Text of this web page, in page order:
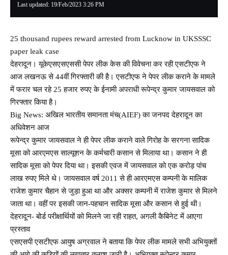
Last updated: 19/Feb/2023 3:26 PM
25 thousand rupees reward arrested from Lucknow in UKSSSC
paper leak case
देहरादून। यूकेएसएसएससी पेपर लीक केस की विवेचना कर रही एसटीएफ ने
आज लखनऊ से 44वीं गिरफ्तारी की है। एसटीएफ ने पेपर लीक कराने के मामले
में फरार चल रहे 25 हजार रुपए के ईनामी अपराधी रूपेन्द्र कुमार जायसवाल को
गिरफ्तार किया है।
Big News: अखिल भारतीय समानता मंच(AIEF) का जनपद देहरादून का
अधिवेशन आज
रूपेन्द्र कुमार जायसवाल ने ही पेपर लीक कराने वाले गिरोह के सरगना सादिक
मूसा को आरएमएस साल्यूशन के कर्मचारी कसान से मिलाया था। कसान ने ही
सादिक मूसा को पेपर दिया था। इसकी एवज में जायसवाल को एक करोड़ पांच
लाख रुपए मिले थे। जायसवाल वर्ष 2011 से ही आरएमएस कम्पनी के मालिक
राजेश कुमार चैहान से जुड़ा हुआ था और अक्सर कम्पनी में राजेश कुमार से मिलने
जाता था। वहीं पर इसकी जान-पहचान सादिक मूसा और कसान से हुई थी।
देहरादून- बोर्ड परीक्षार्थियों को मिलने जा रही राहत, अगली कैबिनेट में आएगा
प्रस्‍ताव
एसएसपी एसटीएफ आयुष अग्रवाल ने बताया कि पेपर लीक मामले सभी अभियुक्तों